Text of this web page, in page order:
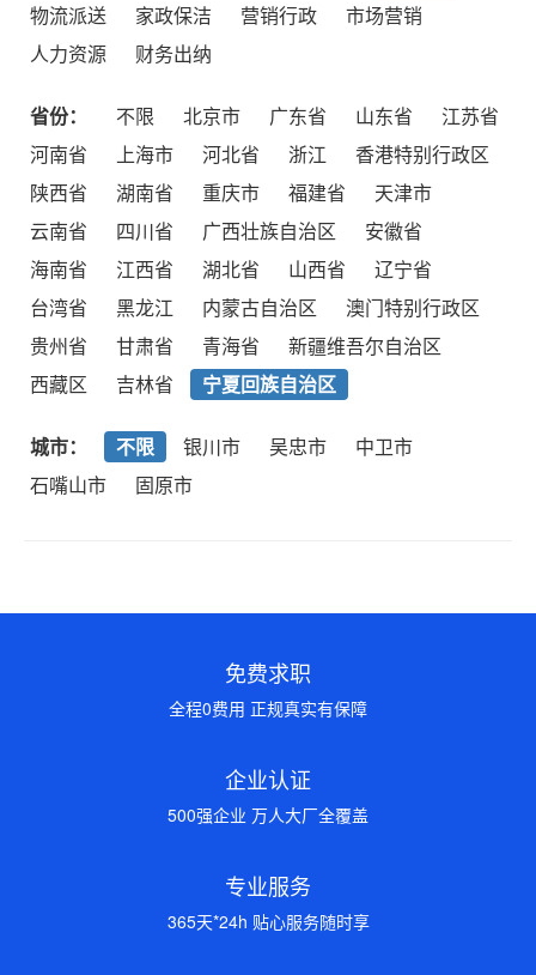
物流派送
家政保洁 营销行政
市场营销
人力资源
财务出纳
省份： 不限 北京市 广东省 山东省
江苏省
河南省
上海市 河北省 浙江
香港特别行政区
陕西省
湖南省 重庆市 福建省
天津市
云南省
四川省 广西壮族自治区
安徽省
海南省
江西省 湖北省 山西省
辽宁省
台湾省
黑龙江 内蒙古自治区
澳门特别行政区
贵州省
甘肃省 青海省
新疆维吾尔自治区
西藏区
吉林省 宁夏回族自治区
城市： 不限 银川市 吴忠市
中卫市
石嘴山市
固原市
免费求职
全程0费用 正规真实有保障
企业认证
500强企业 万人大厂全覆盖
专业服务
365天*24h 贴心服务随时享